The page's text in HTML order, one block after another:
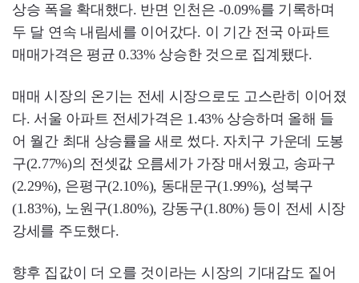
상승 폭을 확대했다. 반면 인천은 -0.09%를 기록하며
두 달 연속 내림세를 이어갔다. 이 기간 전국 아파트
매매가격은 평균 0.33% 상승한 것으로 집계됐다.
매매 시장의 온기는 전세 시장으로도 고스란히 이어졌
다. 서울 아파트 전세가격은 1.43% 상승하며 올해 들
어 월간 최대 상승률을 새로 썼다. 자치구 가운데 도봉
구(2.77%)의 전셋값 오름세가 가장 매서웠고, 송파구
(2.29%), 은평구(2.10%), 동대문구(1.99%), 성북구
(1.83%), 노원구(1.80%), 강동구(1.80%) 등이 전세 시장
강세를 주도했다.
향후 집값이 더 오를 것이라는 시장의 기대감도 짙어